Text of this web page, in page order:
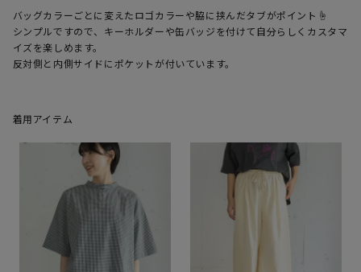
バッグカラーごとに変えたロゴカラーや脇に挟んだタブがポイント☝︎
シンプルですので、キーホルダーや缶バッジを付けて自分らしくカスタマ
イズを楽しめます。
反対側と内側サイドにポケットが付いています。
着用アイテム